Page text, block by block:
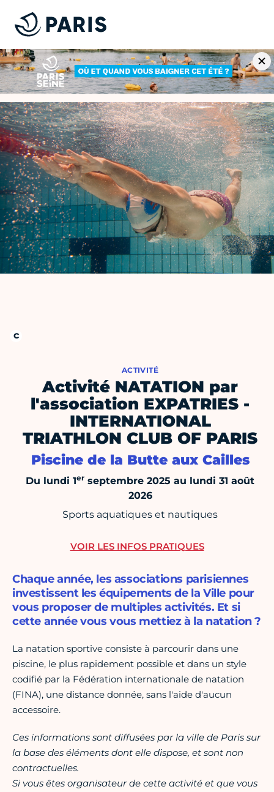
ACTIVITÉ
Activité NATATION par
l'association EXPATRIES -
INTERNATIONAL
TRIATHLON CLUB OF PARIS
Piscine de la Butte aux Cailles
Du lundi 1er septembre 2025 au lundi 31 août
2026
Sports aquatiques et nautiques
Chaque année, les associations parisiennes
investissent les équipements de la Ville pour
vous proposer de multiples activités. Et si
cette année vous vous mettiez à la natation ?
La natation sportive consiste à parcourir dans une
piscine, le plus rapidement possible et dans un style
codifié par la Fédération internationale de natation
(FINA), une distance donnée, sans l'aide d'aucun
accessoire.
Ces informations sont diffusées par la ville de Paris sur
la base des éléments dont elle dispose, et sont non
contractuelles.
Si vous êtes organisateur de cette activité et que vous
VOIR LES INFOS PRATIQUES